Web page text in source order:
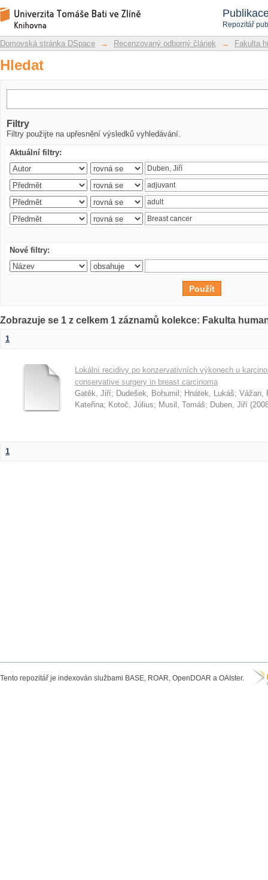
Repozitář
Hledat
Repozitář DSpace/Manakin
Domovská stránka DSpace → Recenzovaný odborný článek → Fakulta
Hledat
Filtry
Filtry použijte na upřesnění výsledků vyhledávání.
Aktuální filtry:
Nové filtry:
Zobrazuje se 1 z celkem 1 záznamů kolekce: Fakulta
1
Lokální recidivy po konzervativních výkonech u
conservative surgery in breast carcinoma
Gatěk, Jiří; Dudešek, Bohumil ; Hnátek, Lukáš; Vážan,
Kateřina; Kotoč, Július; Musil, Tomáš; Duben, Jiří (
1
Tento repozitář je indexován službami BASE, ROAR, OpenDOAR a OAIster.